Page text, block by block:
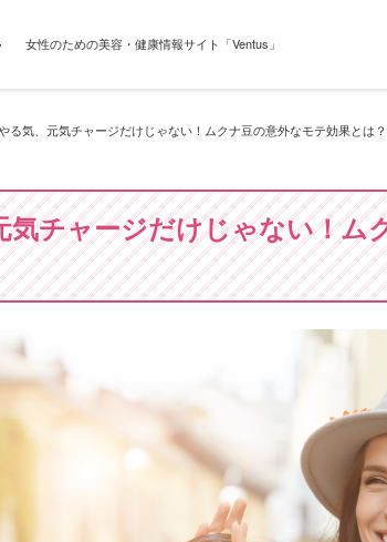
女性のための美容・健康情報サイト「Ventus」
る気、元気チャージだけじゃない！ムクナ豆の意外なモテ効果とは？
気チャージだけじゃない！ム